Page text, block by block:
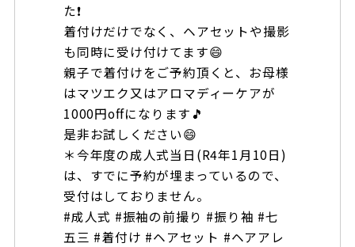
た❗
着付けだけでなく、ヘアセットや撮影
も同時に受け付けてます😄
親子で着付けをご予約頂くと、お母様
はマツエク又はアロマディーケアが
1000円offになります🎵
是非お試しください😄
＊今年度の成人式当日(R4年1月10日)
は、すでに予約が埋まっているので、
受付はしておりません。
#成人式 #振袖の前撮り #振り袖 #七
五三 #着付け #ヘアセット #ヘアアレ